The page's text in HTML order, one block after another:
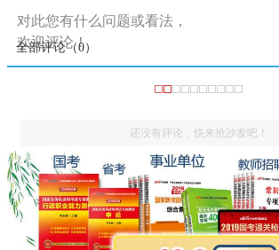
对此您有什么问题或看法，
欢迎评论！
全部评论（0）
还没有评论，快来抢沙发吧！